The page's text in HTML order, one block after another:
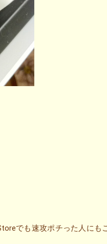
でも速攻ポチった人にも